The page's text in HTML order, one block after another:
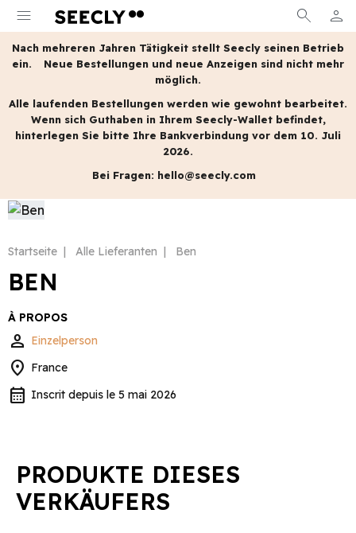
menu search person
MEIN
Nach mehreren Jahren Tätigkeit stellt Seecly seinen Betrieb
ein.
Neue Bestellungen und neue Anzeigen sind nicht mehr
möglich.
Alle laufenden Bestellungen werden wie gewohnt bearbeitet.
Wenn sich Guthaben in Ihrem Seecly-Wallet befindet,
hinterlegen Sie bitte Ihre Bankverbindung vor dem 10. Juli
2026.
Bei Fragen: hello@seecly.com
Startseite Alle Lieferanten Ben
BEN
À PROPOS
person Einzelperson
location_on France
calendar_month Inscrit depuis le 5 mai 2026
PRODUKTE DIESES
VERKÄUFERS